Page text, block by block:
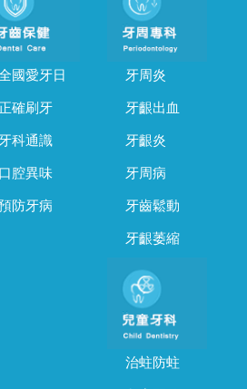
國愛牙日
正確刷牙
牙科通識
口腔異味
防牙病
牙周炎
牙齦出血
牙齦炎
牙周病
牙齒鬆動
牙齦萎縮
治蛀防蛀